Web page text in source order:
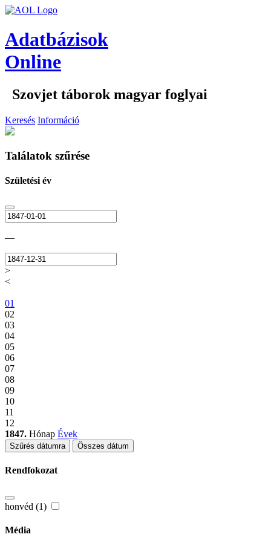
Adatbázisok
Online
Szovjet táborok magyar foglyai
Keresés Információ
Találatok szűrése
Születési év
—
>
<
01
02
03
04
05
06
07
08
09
10
11
12
1847. Hónap Évek
Szűrés dátumra Összes dátum
Rendfokozat
honvéd (1)
Média